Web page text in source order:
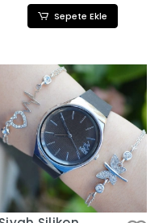
Sepete Ekle